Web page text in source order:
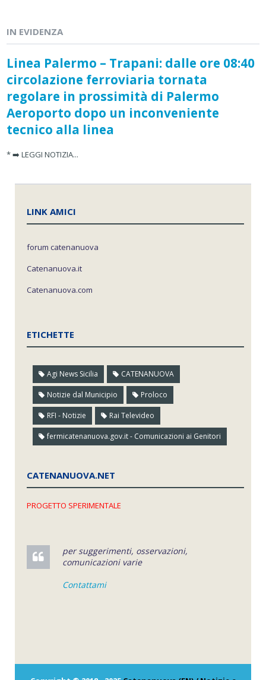
IN EVIDENZA
Linea Palermo – Trapani: dalle ore 08:40
circolazione ferroviaria tornata
regolare in prossimità di Palermo
Aeroporto dopo un inconveniente
tecnico alla linea
* ➡️ LEGGI NOTIZIA...
LINK AMICI
forum catenanuova
Catenanuova.it
Catenanuova.com
ETICHETTE
Agi News Sicilia CATENANUOVA
Notizie dal Municipio Proloco
RFI - Notizie Rai Televideo
fermicatenanuova.gov.it - Comunicazioni ai Genitori
CATENANUOVA.NET
PROGETTO SPERIMENTALE
per suggerimenti, osservazioni,
comunicazioni varie
Contattami